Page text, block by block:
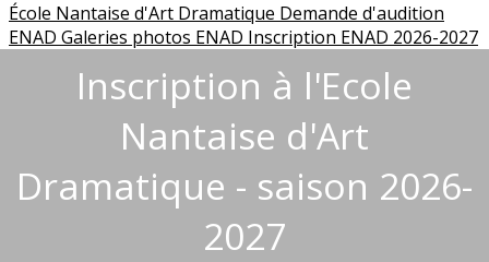
École Nantaise d'Art Dramatique Demande d'audition
ENAD Galeries photos ENAD Inscription ENAD 2026-2027
Inscription à l'Ecole
Nantaise d'Art
Dramatique - saison 2026-
2027